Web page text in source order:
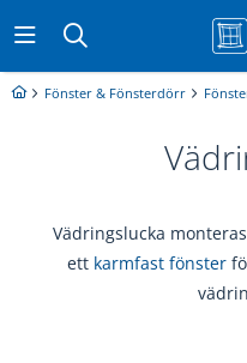
Fönster & Fönsterdörr
Vädringslucka
ett karmfast fönster